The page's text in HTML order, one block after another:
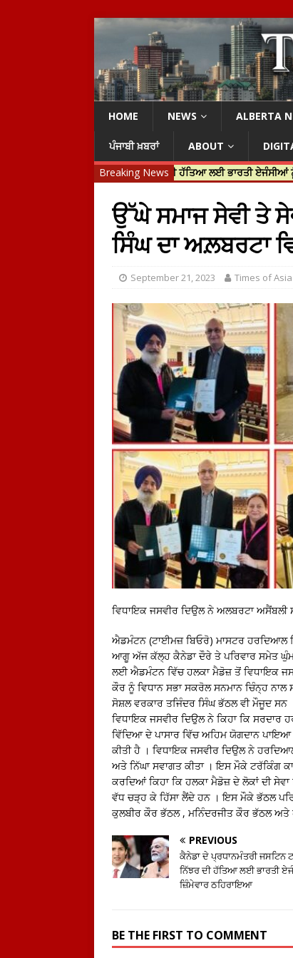
HOME NEWS ALBERTA
ਪੰਜਾਬੀ ਖ਼ਬਰਾਂ ABOUT
Breaking News
ਟਰੂਡੋ ਨੇ ਹਰਦੀਪ ਨਿੱਝਰ ਦੀ ਹੱਤਿਆ ਲਈ ਭਾਰਤੀ ਏਜੰਸੀਆਂ ਨੂੰ ਜ਼ਿੰਮੇਵਾਰ
ਉੱਘੇ ਸਮਾਜ ਸੇਵੀ ਤੇ
ਸਿੰਘ ਦਾ ਅਲ਼ਬਰਟਾ
September 21, 2023 Times of Asia
ਵਿਧਾਇਕ ਜਸਵੀਰ ਦਿਉਲ ਨੇ ਅਲਬਰਟਾ ਅਸੈਂਬਲੀ
ਐਡਮੰਟਨ (ਟਾਈਮਜ਼ ਬਿਓਰੋ) ਮਾਸਟਰ ਹਰਦਿਆਲ
ਆਗੂ ਅੱਜ ਕੱਲ੍ਹ ਕੈਨੇਡਾ ਦੌਰੇ ਤੇ ਪਰਿਵਾਰ ਸਮੇਤ
ਲਈ ਐਡਮੰਟਨ ਵਿੱਚ ਹਲਕਾ ਮੈਡੋਜ਼ ਤੋਂ ਵਿਧਾਇਕ
ਕੌਰ ਨੂੰ ਵਿਧਾਨ ਸਭਾ ਸਕਰੋਲ ਸਨਮਾਨ ਚਿੰਨ੍ਹ
ਸੋਸ਼ਲ ਵਰਕਾਰ ਤਜਿੰਦਰ ਸਿੰਘ ਭੱਠਲ ਵੀ ਮੌਜੂਦ
ਵਿਧਾਇਕ ਜਸਵੀਰ ਦਿਉਲ ਨੇ ਕਿਹਾ ਕਿ ਸਰਦਾਰ
ਵਿੱਦਿਆ ਦੇ ਪਾਸਾਰ ਵਿੱਚ ਅਹਿਮ ਯੋਗਦਾਨ
ਕੀਤੀ ਹੈ । ਵਿਧਾਇਕ ਜਸਵੀਰ ਦਿਉਲ ਨੇ
ਅਤੇ ਨਿੱਘਾ ਸਵਾਗਤ ਕੀਤਾ । ਇਸ ਮੌਕੇ ਟਰੱਕਿੰਗ
ਕਰਦਿਆਂ ਕਿਹਾ ਕਿ ਹਲਕਾ ਮੈਡੋਜ਼ ਦੇ ਲੋਕਾਂ ਦੀ
ਵੱਧ ਚੜ੍ਹ ਕੇ ਹਿੱਸਾ ਲੈਂਦੇ ਹਨ । ਇਸ ਮੌਕੇ ਭੱਠਲ
ਕੁਲਬੀਰ ਕੌਰ ਭੱਠਲ , ਮਨਿੰਦਰਜੀਤ ਕੌਰ ਭੱਠਲ ਅਤੇ
PREVIOUS
ਕੈਨੇਡਾ ਦੇ ਪ੍ਰਧਾਨਮੰਤਰੀ ਜਸਟਿਨ
ਨਿੱਝਰ ਦੀ ਹੱਤਿਆ ਲਈ ਭਾਰਤੀ
ਜ਼ਿੰਮੇਵਾਰ ਠਹਿਰਾਇਆ
BE THE FIRST TO COMMENT